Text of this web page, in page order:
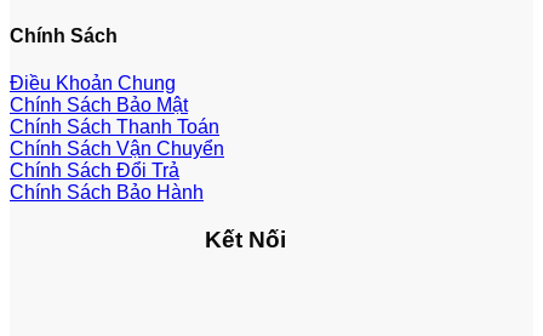
Chính Sách
Điều Khoản Chung
Chính Sách Bảo Mật
Chính Sách Thanh Toán
Chính Sách Vận Chuyển
Chính Sách Đổi Trả
Chính Sách Bảo Hành
Kết Nối